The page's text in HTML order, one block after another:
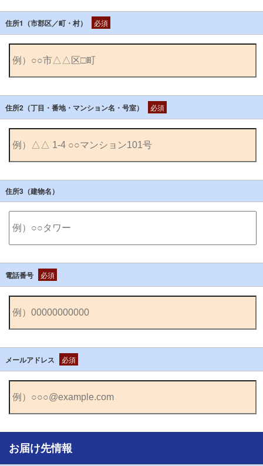
住所1（市郡区／町・村） 必須
住所2（丁目・番地・マンション名・号室） 必須
住所3（建物名）
電話番号 必須
メールアドレス 必須
お届け先情報